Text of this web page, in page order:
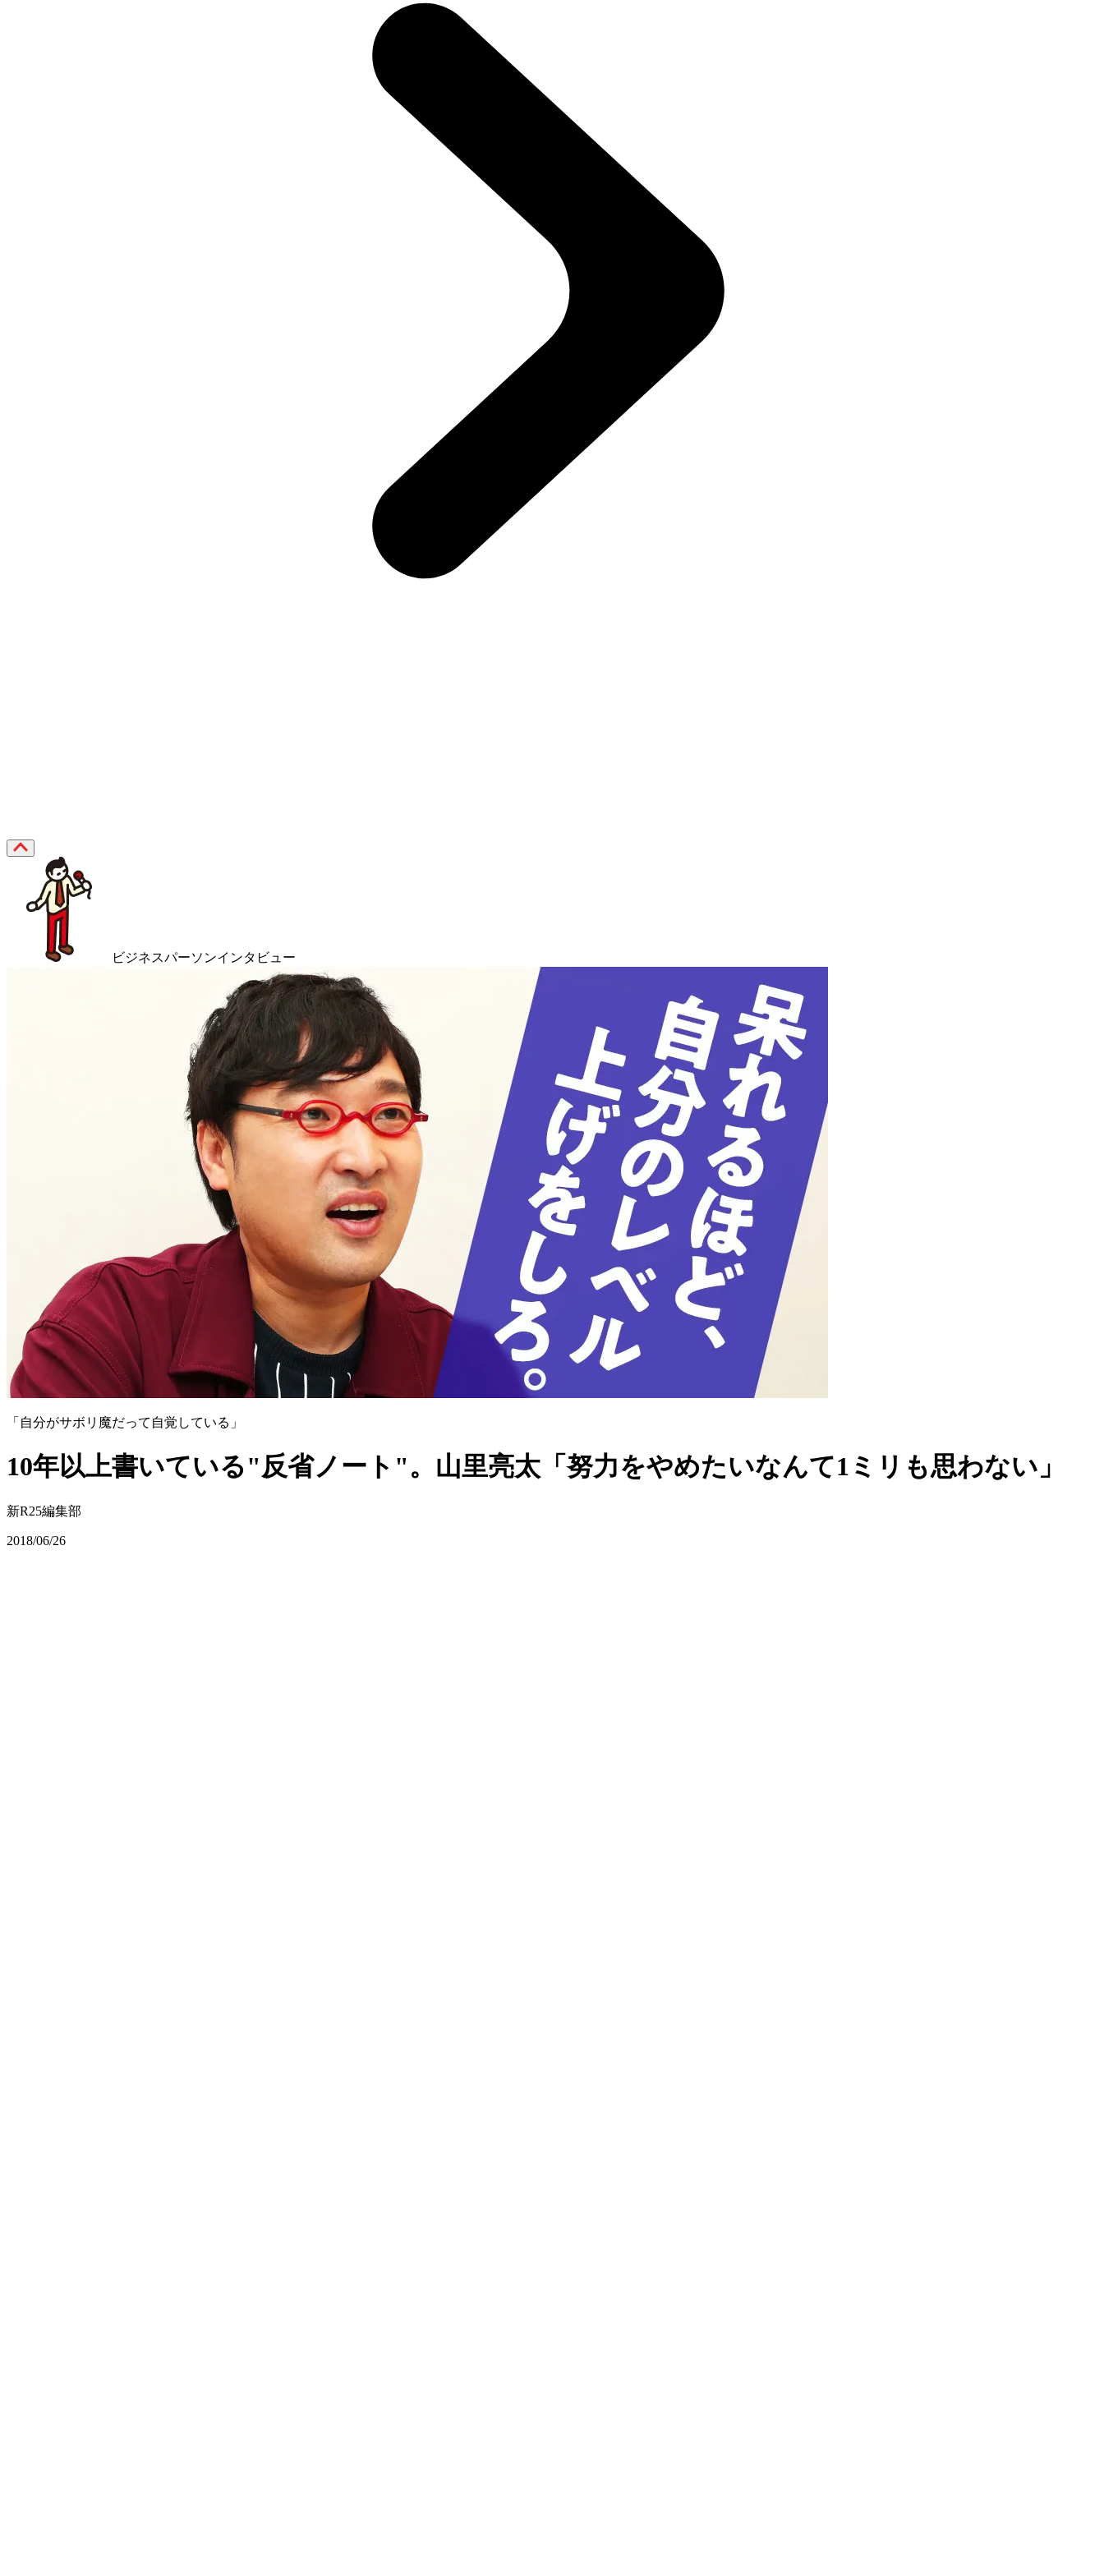
ビジネスパーソンインタビュー
「自分がサボリ魔だって自覚している」
10年以上書いている"反省ノート"。山里亮太「努力をやめたいなんて1ミリも思わない」
新R25編集部
2018/06/26